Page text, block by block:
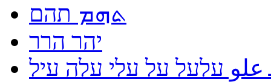
ܬܗܡ תהם
יהר הרר
עלעל על עלי עלה עיל